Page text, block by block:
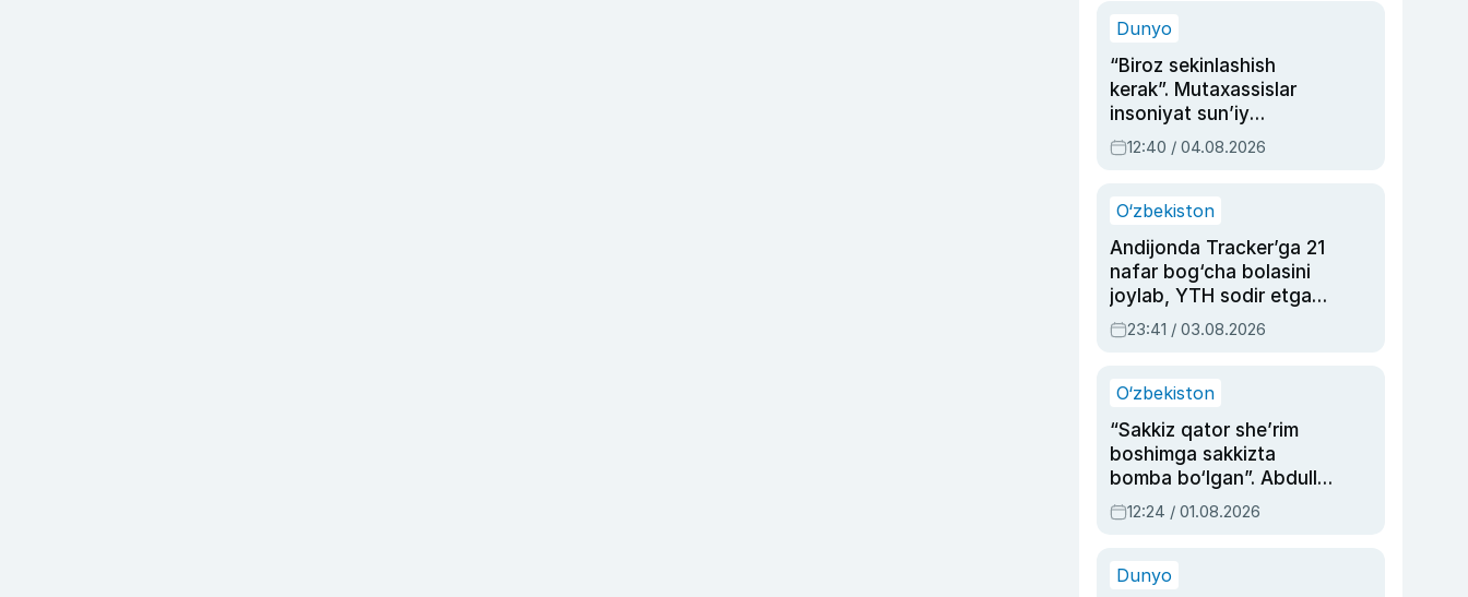
Dunyo
“Biroz sekinlashish
kerak”. Mutaxassislar
insoniyat sun’iy
intellektni boshqara
olmay qolishidan xavotir
12:40 / 04.08.2026
O‘zbekiston
Andijonda Tracker’ga 21
nafar bog‘cha bolasini
joylab, YTH sodir etgan
ayolga sud hukmi o‘qildi
23:41 / 03.08.2026
O‘zbekiston
“Sakkiz qator she’rim
boshimga sakkizta
bomba bo‘lgan”. Abdulla
Oripovni siyosiy
ayblovlardan asrab
12:24 / 01.08.2026
Dunyo